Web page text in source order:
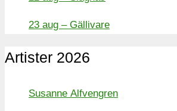
23 aug – Gällivare
Artister 2026
Susanne Alfvengren